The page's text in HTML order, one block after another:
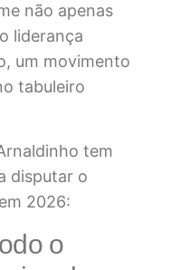
não apenas
liderança
um movimento
tabuleiro
tem
disputar o
2026:
o